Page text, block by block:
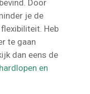
je rug zich
Door
je de
Heb
te gaan
dan eens de